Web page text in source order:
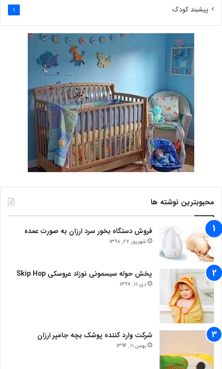
پیشبند کودک 1
محبوبترین نوشته ها
فروش دستگاه بخور سرد ارزان به صورت عمده
شهریور 27, 1398
پخش حوله سیسمونی نوزاد عروسکی Skip Hop
دی 11, 1397
شرکت وارد کننده پوشک بچه جامپر ارزان
بهمن 11, 1394